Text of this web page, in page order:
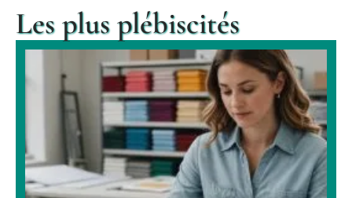
Les plus plébiscités